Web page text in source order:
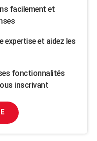
facilement et
expertise et aidez les
fonctionnalités
inscrivant